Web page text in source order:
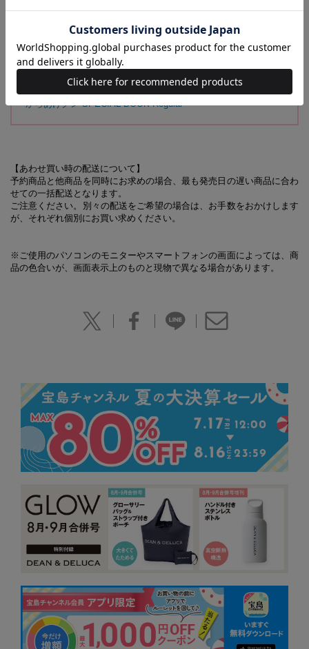
【同時発売のアイテムはこちら！】
からあげクン SPECIAL BOOK Cheese
からあげクン SPECIAL BOOK Regular
【あわせ買い時の配送について】
予約商品と他商品を同時にお求めの場合、最も発売日の遅い商品に合わ
せての一括配送となります。
ご注意ください。別々の配送をご希望の場合は、お手数をおかけします
が、それぞれ個別にお買い求めください。
※ご使用のパソコンのモニターやスマートフォンの画面によっては、商
品の色合いが、画面表示上のものと現物で異なる場合があります。